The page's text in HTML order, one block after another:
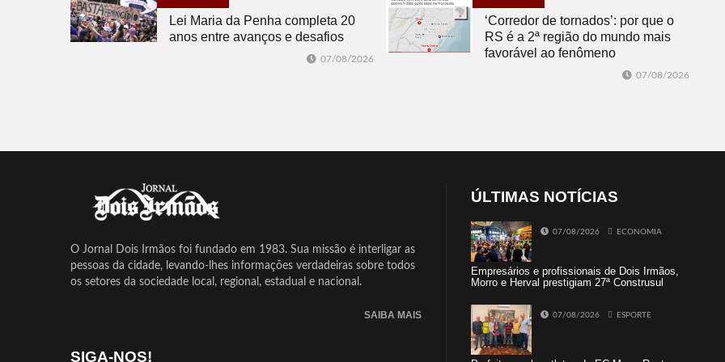
Lei Maria da Penha completa 20
anos entre avanços e desafios
07/08/2026
‘Corredor de tornados’: por que o
RS é a 2ª região do mundo mais
favorável ao fenômeno
07/08/2026
O Jornal Dois Irmãos foi fundado em 1983. Sua missão é interligar as
pessoas da cidade, levando-lhes informações verdadeiras sobre todos
os setores da sociedade local, regional, estadual e nacional.
SAIBA MAIS
SIGA-NOS!
ÚLTIMAS NOTÍCIAS
07/08/2026 ECONOMIA
Empresários e profissionais de Dois Irmãos,
Morro e Herval prestigiam 27ª Construsul
07/08/2026 ESPORTE